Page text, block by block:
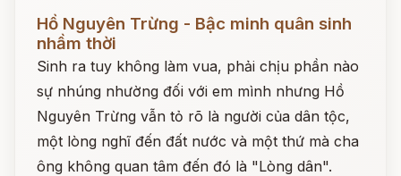
Đọc ngay
Hồ Nguyên Trừng - Bậc minh quân sinh
nhầm thời
Sinh ra tuy không làm vua, phải chịu phần nào
sự nhúng nhường đối với em mình nhưng Hồ
Nguyên Trừng vẫn tỏ rõ là người của dân tộc,
một lòng nghĩ đến đất nước và một thứ mà cha
ông không quan tâm đến đó là "Lòng dân".